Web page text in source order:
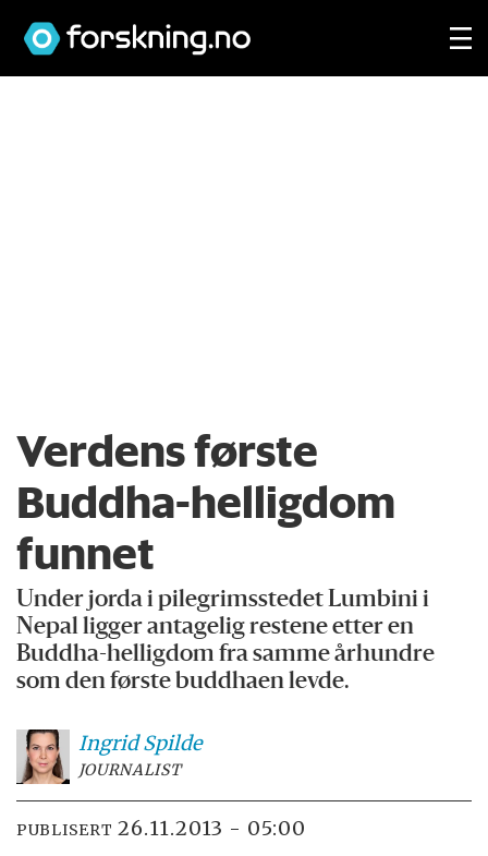
Verdens første
Buddha-helligdom
funnet
Under jorda i pilegrimsstedet Lumbini i
Nepal ligger antagelig restene etter en
Buddha-helligdom fra samme århundre
som den første buddhaen levde.
Ingrid Spilde
JOURNALIST
PUBLISERT 26.11.2013 - 05:00